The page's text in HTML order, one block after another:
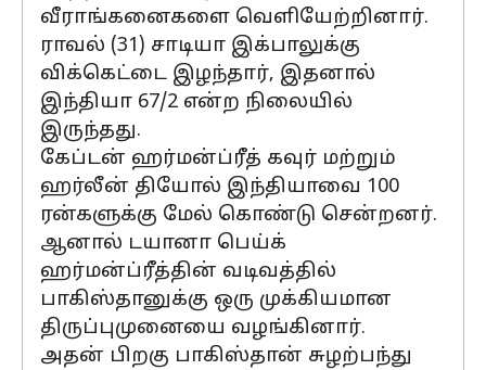
வீராங்கனைகளை வெளியேற்றினார்.
ராவல் (31) சாடியா இக்பாலுக்கு
விக்கெட்டை இழந்தார், இதனால்
இந்தியா 67/2 என்ற நிலையில்
இருந்தது.
கேப்டன் ஹர்மன்ப்ரீத் கவுர் மற்றும்
ஹர்லீன் தியோல் இந்தியாவை 100
ரன்களுக்கு மேல் கொண்டு சென்றனர்.
ஆனால் டயானா பெய்க்
ஹர்மன்ப்ரீத்தின் வடிவத்தில்
பாகிஸ்தானுக்கு ஒரு முக்கியமான
திருப்புமுனையை வழங்கினார்.
அதன் பிறகு பாகிஸ்தான் சுழற்பந்து